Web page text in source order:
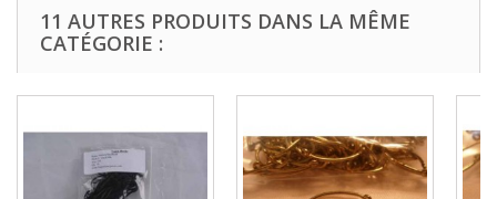
11 AUTRES PRODUITS DANS LA MÊME
CATÉGORIE :